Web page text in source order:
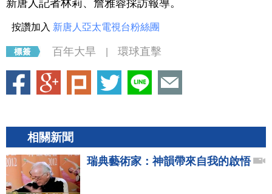
新唐人記者林莉、詹雅蓉採訪報導。
按讚加入 新唐人亞太電視台粉絲團
百年大旱 環球直擊
相關新聞
瑞典藝術家：神韻帶來自我的啟悟